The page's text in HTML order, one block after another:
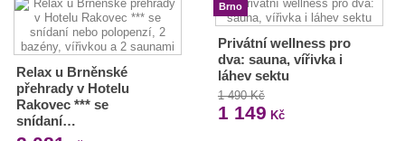
Relax u Brněnské
přehrady v Hotelu
Rakovec *** se
snídaní…
Brno
Privátní wellness pro
dva: sauna, vířivka i
láhev sektu
1 490 Kč
1 149 Kč